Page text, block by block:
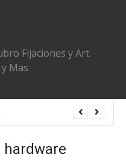
Fijaciones y Art.
Mas
hardware